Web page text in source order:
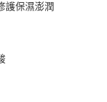
跳轉到大哥付的交易
日，確認付款後即完
認頁面所載為準。
過，訂單將自動取
分期系統評分，恕無
方式。 讓您購物簡單
護保濕澎潤